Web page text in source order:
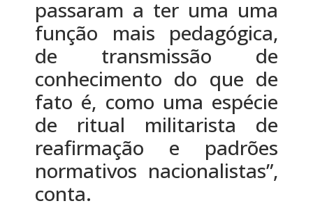
passaram a ter uma uma
função mais pedagógica,
de transmissão de
conhecimento do que de
fato é, como uma espécie
de ritual militarista de
reafirmação e padrões
normativos nacionalistas”,
conta.